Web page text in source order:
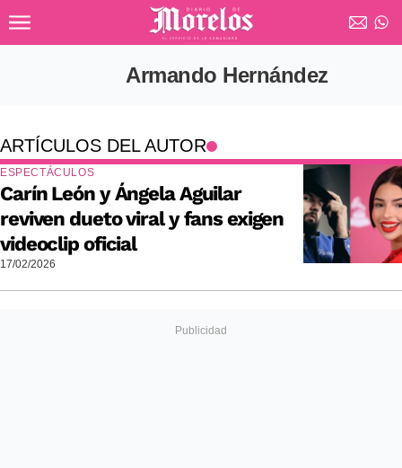
Diario de Morelos
Armando Hernández
ARTÍCULOS DEL AUTOR
ESPECTÁCULOS
Carín León y Ángela Aguilar
reviven dueto viral y fans exigen
videoclip oficial
17/02/2026